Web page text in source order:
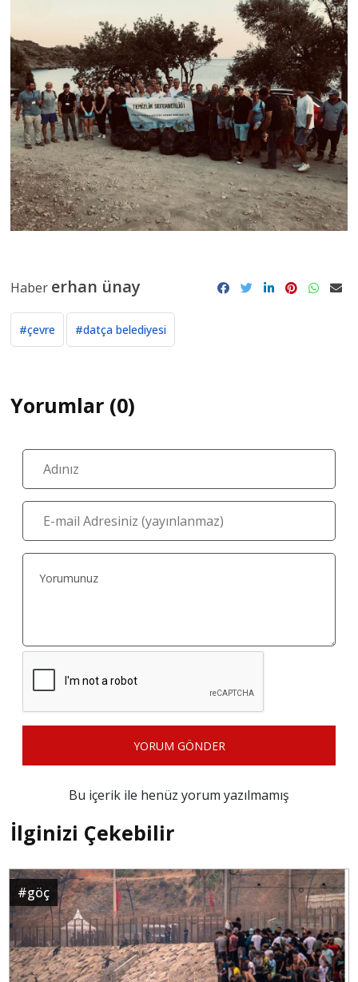
Haber erhan ünay
#çevre #datça belediyesi
Yorumlar (0)
YORUM GÖNDER
Bu içerik ile henüz yorum yazılmamış
İlginizi Çekebilir
#göç